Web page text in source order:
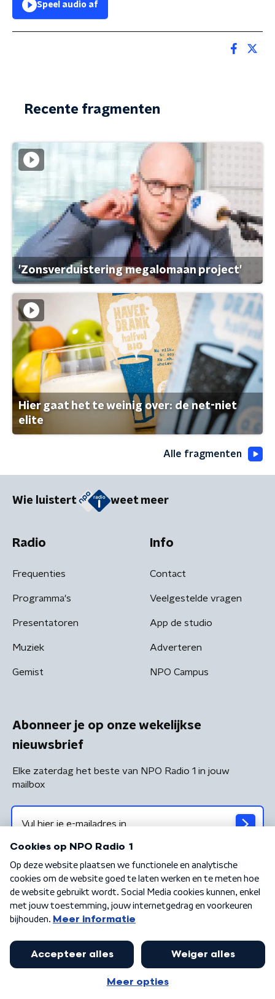
Speel audio af
Recente fragmenten
'Zonsverduistering megalomaan project'
Hier gaat het te weinig over: de net-niet
elite
Alle fragmenten
Wie luistert weet meer
Radio
Frequenties
Programma's
Presentatoren
Muziek
Gemist
Info
Contact
Veelgestelde vragen
App de studio
Adverteren
NPO Campus
Abonneer je op onze wekelijkse
nieuwsbrief
Elke zaterdag het beste van NPO Radio 1 in jouw
mailbox
Algemene voorwaarden Privacybeleid